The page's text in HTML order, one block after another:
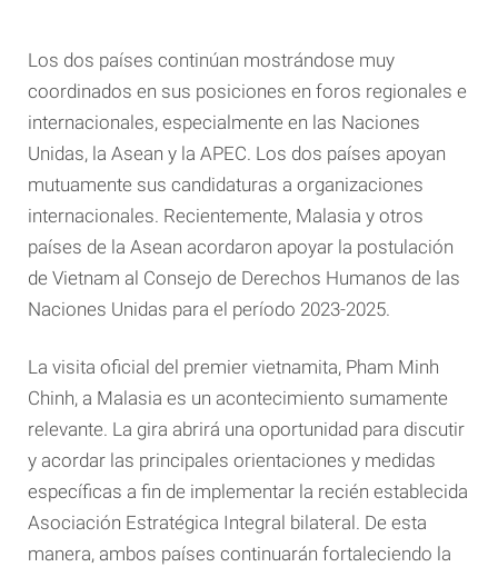
Los dos países continúan mostrándose muy
coordinados en sus posiciones en foros regionales e
internacionales, especialmente en las Naciones
Unidas, la Asean y la APEC. Los dos países apoyan
mutuamente sus candidaturas a organizaciones
internacionales. Recientemente, Malasia y otros
países de la Asean acordaron apoyar la postulación
de Vietnam al Consejo de Derechos Humanos de las
Naciones Unidas para el período 2023-2025.
La visita oficial del premier vietnamita, Pham Minh
Chinh, a Malasia es un acontecimiento sumamente
relevante. La gira abrirá una oportunidad para discutir
y acordar las principales orientaciones y medidas
específicas a fin de implementar la recién establecida
Asociación Estratégica Integral bilateral. De esta
manera, ambos países continuarán fortaleciendo la